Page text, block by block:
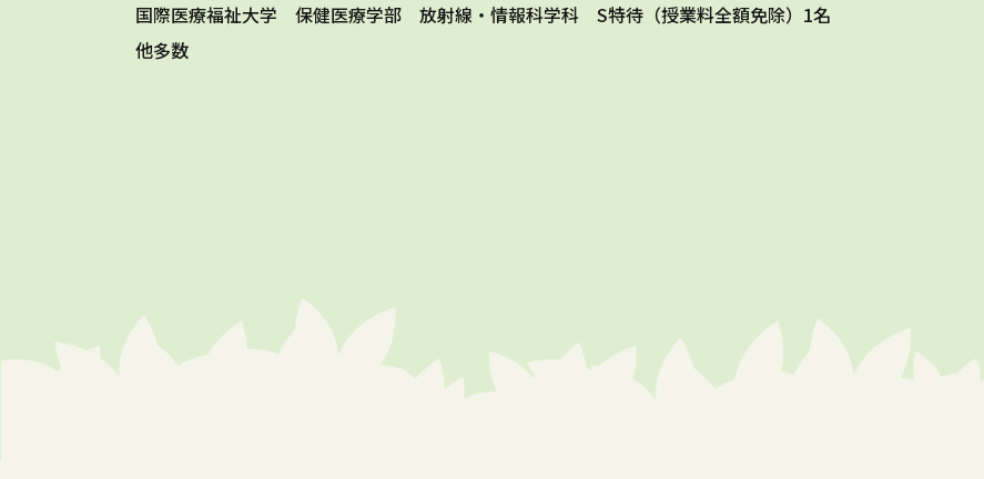
国際医療福祉大学 保健医療学部 放射線・情報科学科 S特待（授業料全額免除）1名
他多数